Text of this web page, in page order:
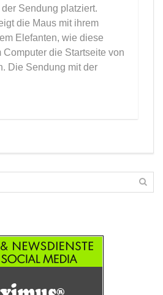
Sendung platziert.
die Maus mit ihrem
Elefanten, wie diese
Computer die Startseite von
Die Sendung mit der